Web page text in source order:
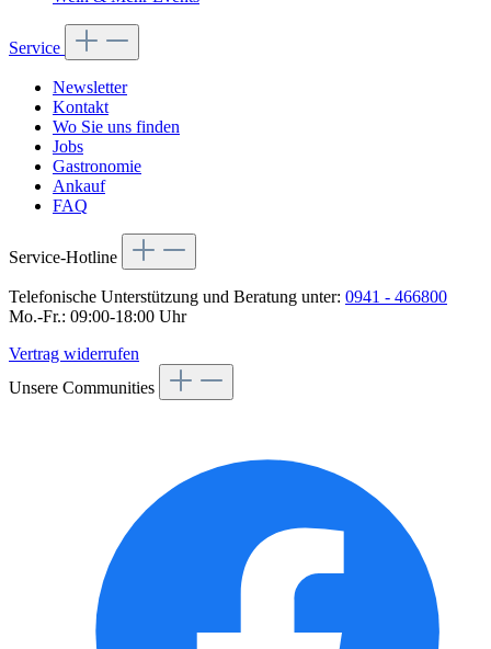
Service
Newsletter
Kontakt
Wo Sie uns finden
Jobs
Gastronomie
Ankauf
FAQ
Service-Hotline
Telefonische Unterstützung und Beratung unter: 0941 - 466800
Mo.-Fr.: 09:00-18:00 Uhr
Vertrag widerrufen
Unsere Communities